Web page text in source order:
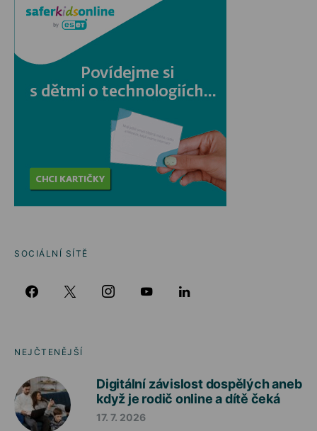
SOCIÁLNÍ SÍTĚ
NEJČTENĚJŠÍ
Digitální závislost dospělých aneb
když je rodič online a dítě čeká
17. 7. 2026